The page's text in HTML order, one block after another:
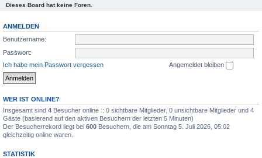
Dieses Board hat keine Foren.
ANMELDEN
Benutzername:
Passwort:
Ich habe mein Passwort vergessen
Angemeldet bleiben
WER IST ONLINE?
Insgesamt sind 4 Besucher online :: 0 sichtbare Mitglieder, 0 unsichtbare Mitglieder und 4
Gäste (basierend auf den aktiven Besuchern der letzten 5 Minuten)
Der Besucherrekord liegt bei 600 Besuchern, die am Sonntag 5. Juli 2026, 05:02
gleichzeitig online waren.
STATISTIK